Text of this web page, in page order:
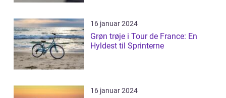
16 januar 2024
Grøn trøje i Tour de France: En
Hyldest til Sprinterne
16 januar 2024